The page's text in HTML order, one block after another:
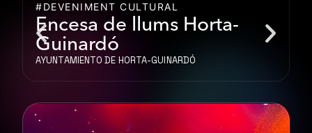
#DEVENIMENT CULTURAL
Encesa de llums Horta-
Guinardó
AYUNTAMIENTO DE HORTA-GUINARDÓ